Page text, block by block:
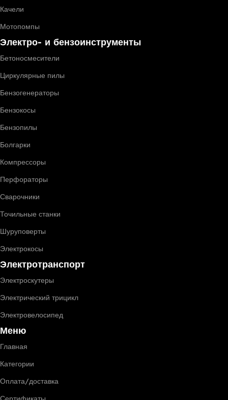
Качели
Мотопомпы
Электро- и бензоинструменты
Бетоносмесители
Циркулярные пилы
Бензогенераторы
Бензокосы
Бензопилы
Болгарки
Компрессоры
Перфораторы
Сварочники
Точильные станки
Шуруповерты
Электрокосы
Электротранспорт
Электроскутеры
Электрический трицикл
Электровелосипед
Меню
Главная
Категории
Оплата/доставка